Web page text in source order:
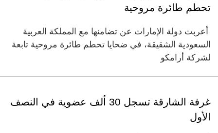
تحطم طائرة مروحية
أعربت دولة الإمارات عن تضامنها مع المملكة العربية
السعودية الشقيقة، في ضحايا تحطم طائرة مروحية تابعة
لشركة أرامكو
غرفة الشارقة تسجل 30 ألف عضوية في النصف
الأول